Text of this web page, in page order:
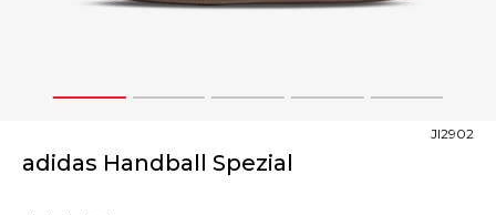
1 2 3 4 5
adidas Handball Spezial
JI2902